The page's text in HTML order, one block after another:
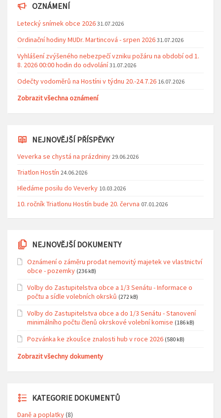
OZNÁMENÍ
Letecký snímek obce 2026 31.07.2026
Ordinační hodiny MUDr. Martincová - srpen 2026 31.07.2026
Vyhlášení zvýšeného nebezpečí vzniku požáru na období od 1.
8. 2026 00:00 hodin do odvolání 31.07.2026
Odečty vodoměrů na Hostíni v týdnu 20.-24.7.26 16.07.2026
Zobrazit všechna oznámení
NEJNOVĚJŠÍ PŘÍSPĚVKY
Veverka se chystá na prázdniny 29.06.2026
Triatlon Hostín 24.06.2026
Hledáme posilu do Veverky 10.03.2026
10. ročník Triatlonu Hostín bude 20. června 07.01.2026
NEJNOVĚJŠÍ DOKUMENTY
Oznámení o záměru prodat nemovitý majetek ve vlastnictví
obce - pozemky (236 kB)
Volby do Zastupitelstva obce a 1/3 Senátu - Informace o
počtu a sídle volebních okrsků (272 kB)
Volby do Zastupitelstva obce a do 1/3 Senátu - Stanovení
minimálního počtu členů okrskové volební komise (186 kB)
Pozvánka ke zkoušce znalosti hub v roce 2026 (580 kB)
Zobrazit všechny dokumenty
KATEGORIE DOKUMENTŮ
Daně a poplatky(8)